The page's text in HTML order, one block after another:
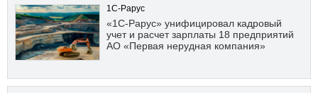
1С-Рарус
«1С-Рарус» унифицировал кадровый
учет и расчет зарплаты 18 предприятий
АО «Первая нерудная компания»